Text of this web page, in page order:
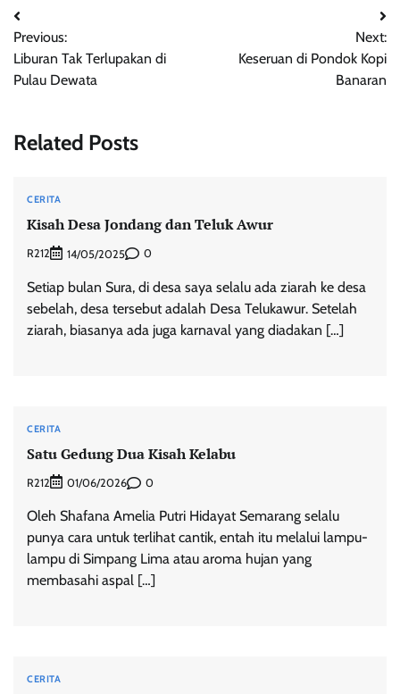
Post
navigation
Previous:
Liburan Tak Terlupakan di
Pulau Dewata
Next:
Keseruan di Pondok Kopi
Banaran
Related Posts
CERITA
Kisah Desa Jondang dan Teluk Awur
R212 14/05/2025 0
Setiap bulan Sura, di desa saya selalu ada ziarah ke desa
sebelah, desa tersebut adalah Desa Telukawur. Setelah
ziarah, biasanya ada juga karnaval yang diadakan […]
CERITA
Satu Gedung Dua Kisah Kelabu
R212 01/06/2026 0
Oleh Shafana Amelia Putri Hidayat Semarang selalu
punya cara untuk terlihat cantik, entah itu melalui lampu-
lampu di Simpang Lima atau aroma hujan yang
membasahi aspal […]
CERITA